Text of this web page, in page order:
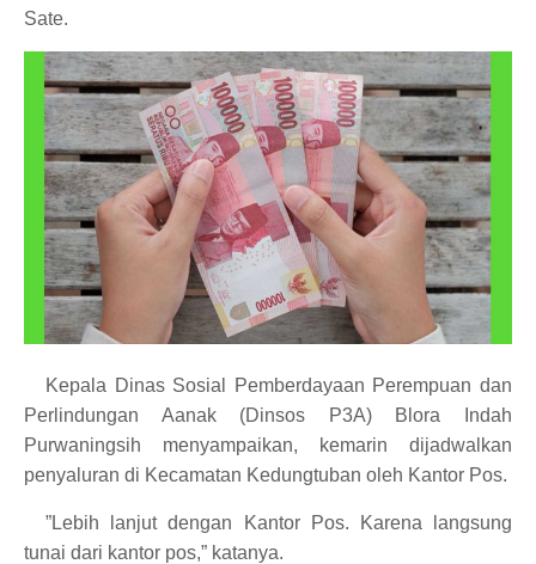
Sate.
Kepala Dinas Sosial Pemberdayaan Perempuan dan
Perlindungan Aanak (Dinsos P3A) Blora Indah
Purwaningsih menyampaikan, kemarin dijadwalkan
penyaluran di Kecamatan Kedungtuban oleh Kantor Pos.
”Lebih lanjut dengan Kantor Pos. Karena langsung
tunai dari kantor pos,” katanya.